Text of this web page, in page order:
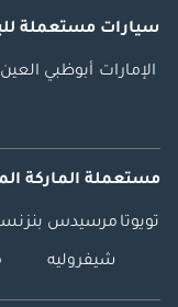
سيارات مستعملة
الإمارات أبوظبي العين
مستعملة الماركة
تويوتا مرسيدس بنز
شيفروليه